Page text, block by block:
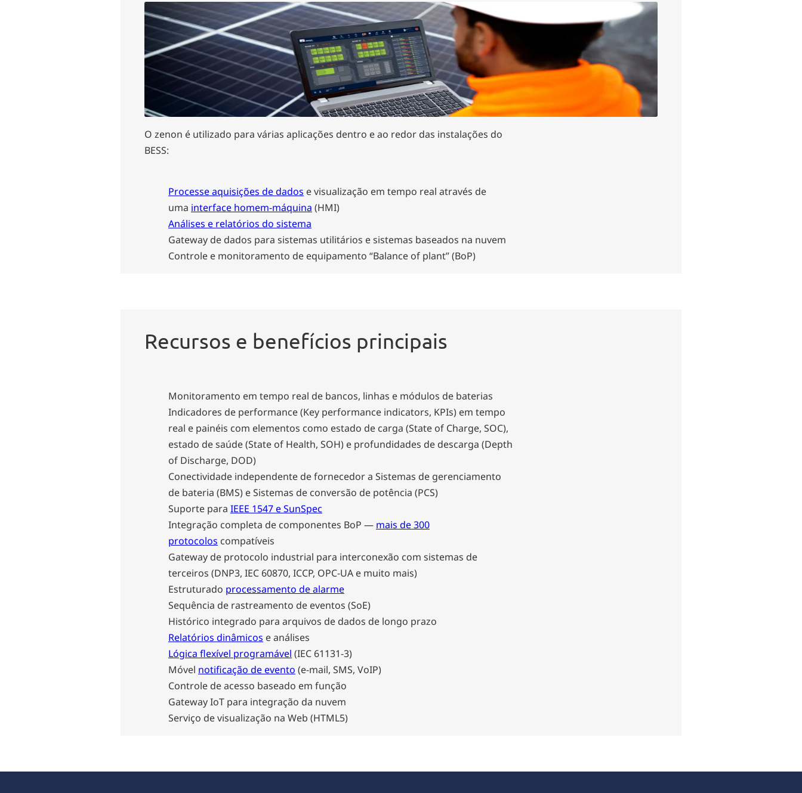
O zenon é utilizado para várias aplicações dentro e ao redor das instalações do
BESS:
Processe aquisições de dados e visualização em tempo real através de
uma interface homem-máquina (HMI)
Análises e relatórios do sistema
Gateway de dados para sistemas utilitários e sistemas baseados na nuvem
Controle e monitoramento de equipamento “Balance of plant” (BoP)
Recursos e benefícios principais
Monitoramento em tempo real de bancos, linhas e módulos de baterias
Indicadores de performance (Key performance indicators, KPIs) em tempo
real e painéis com elementos como estado de carga (State of Charge, SOC),
estado de saúde (State of Health, SOH) e profundidades de descarga (Depth
of Discharge, DOD)
Conectividade independente de fornecedor a Sistemas de gerenciamento
de bateria (BMS) e Sistemas de conversão de potência (PCS)
Suporte para IEEE 1547 e SunSpec
Integração completa de componentes BoP — mais de 300
protocolos compatíveis
Gateway de protocolo industrial para interconexão com sistemas de
terceiros (DNP3, IEC 60870, ICCP, OPC-UA e muito mais)
Estruturado processamento de alarme
Sequência de rastreamento de eventos (SoE)
Histórico integrado para arquivos de dados de longo prazo
Relatórios dinâmicos e análises
Lógica flexível programável (IEC 61131-3)
Móvel notificação de evento (e-mail, SMS, VoIP)
Controle de acesso baseado em função
Gateway IoT para integração da nuvem
Serviço de visualização na Web (HTML5)